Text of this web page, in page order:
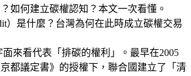
如何建立碳權認知？本文一次看懂。
）是什麼？台灣為何在此時成立碳權交易
面來看代表「排碳的權利」。最早在2005
都議定書》的授權下，聯合國建立了「清